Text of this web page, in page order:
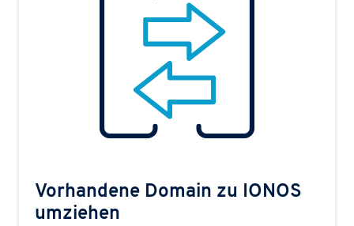
Vorhandene Domain zu IONOS
umziehen